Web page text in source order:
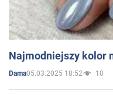
Najmodniejszy kolor
Dama05.03.2025 18:52 10